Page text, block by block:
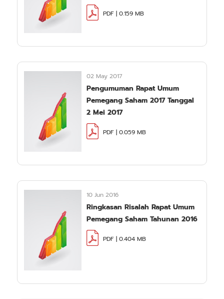
PDF | 0.159 MB
02 May 2017
Pengumuman Rapat Umum
Pemegang Saham 2017 Tanggal
2 Mei 2017
PDF | 0.059 MB
10 Jun 2016
Ringkasan Risalah Rapat Umum
Pemegang Saham Tahunan 2016
PDF | 0.404 MB